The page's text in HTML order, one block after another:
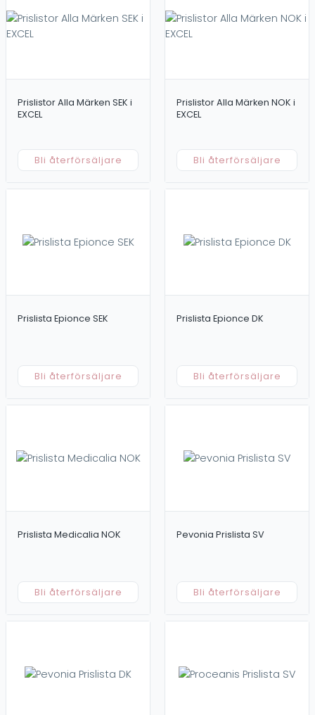
Kampanj
Outlet
Toner/Lotion
Professionella produkter
För områden
Hår
Kropp
Dokument
Prislistor
Tillbehör
Prislistor Alla Märken SEK i
EXCEL
Bli återförsäljare
Prislistor Alla Märken NOK i
EXCEL
Bli återförsäljare
Prislista Epionce SEK
Bli återförsäljare
Prislista Epionce DK
Bli återförsäljare
Prislista Medicalia NOK
Bli återförsäljare
Pevonia Prislista SV
Bli återförsäljare